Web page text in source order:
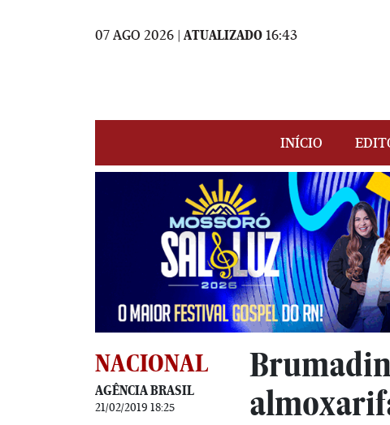
07 AGO 2026 | ATUALIZADO 16:43
INÍCIO
NACIONAL
AGÊNCIA BRASIL
21/02/2019 18:25